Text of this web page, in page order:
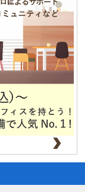
所のご紹介！！